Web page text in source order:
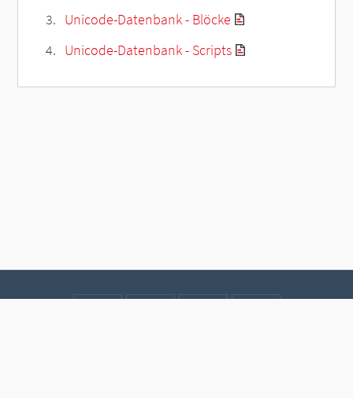
Unicode-Datenbank - Blöcke
Unicode-Datenbank - Scripts